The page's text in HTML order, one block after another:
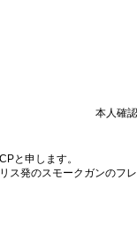
本人確認
と申します。
ス発のスモークガンのフ